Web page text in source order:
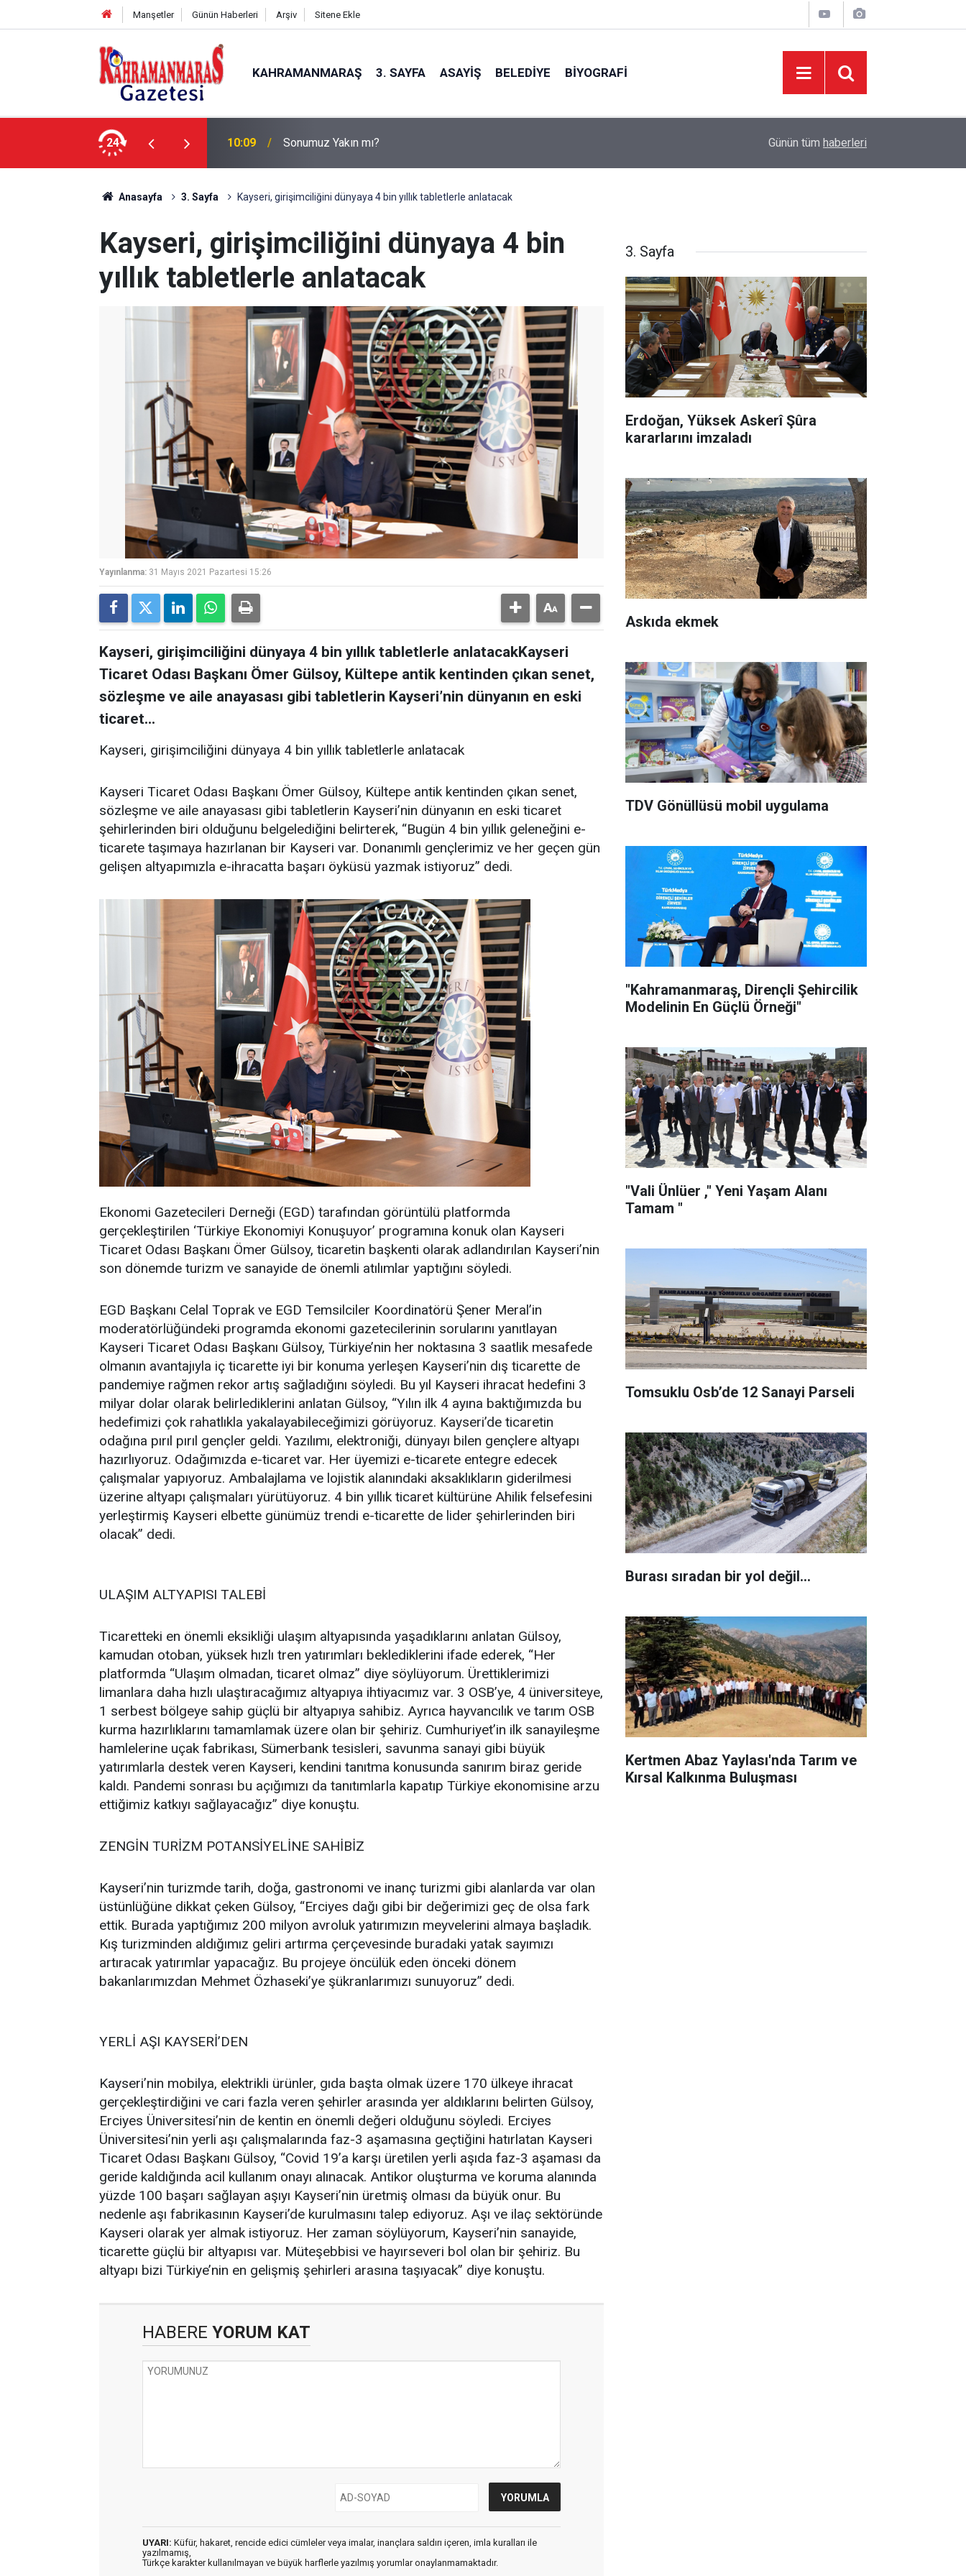
Manşetler Günün Haberleri Arşiv Sitene Ekle
KAHRAMANMARAŞ 3. SAYFA ASAYIŞ BELEDIYE BIYOGRAFI
24
İlk Etap Başarıyla Tamamlandı 10:09 Sonumuz Yakın mı? Sonumuz Yakın mı?
Günün tüm haberleri
Anasayfa 3. Sayfa Kayseri, girişimciliğini dünyaya 4 bin yıllık tabletlerle anlatacak
Kayseri, girişimciliğini dünyaya 4 bin
yıllık tabletlerle anlatacak
Yayınlanma: 31 Mayıs 2021 Pazartesi 15:26
Kayseri, girişimciliğini dünyaya 4 bin yıllık tabletlerle anlatacakKayseri
Ticaret Odası Başkanı Ömer Gülsoy, Kültepe antik kentinden çıkan senet,
sözleşme ve aile anayasası gibi tabletlerin Kayseri’nin dünyanın en eski
ticaret...
Kayseri, girişimciliğini dünyaya 4 bin yıllık tabletlerle anlatacak
Kayseri Ticaret Odası Başkanı Ömer Gülsoy, Kültepe antik kentinden çıkan senet,
sözleşme ve aile anayasası gibi tabletlerin Kayseri’nin dünyanın en eski ticaret
şehirlerinden biri olduğunu belgelediğini belirterek, “Bugün 4 bin yıllık geleneğini e-
ticarete taşımaya hazırlanan bir Kayseri var. Donanımlı gençlerimiz ve her geçen gün
gelişen altyapımızla e-ihracatta başarı öyküsü yazmak istiyoruz” dedi.
Ekonomi Gazetecileri Derneği (EGD) tarafından görüntülü platformda
gerçekleştirilen ‘Türkiye Ekonomiyi Konuşuyor’ programına konuk olan Kayseri
Ticaret Odası Başkanı Ömer Gülsoy, ticaretin başkenti olarak adlandırılan Kayseri’nin
son dönemde turizm ve sanayide de önemli atılımlar yaptığını söyledi.
EGD Başkanı Celal Toprak ve EGD Temsilciler Koordinatörü Şener Meral’in
moderatörlüğündeki programda ekonomi gazetecilerinin sorularını yanıtlayan
Kayseri Ticaret Odası Başkanı Gülsoy, Türkiye’nin her noktasına 3 saatlik mesafede
olmanın avantajıyla iç ticarette iyi bir konuma yerleşen Kayseri’nin dış ticarette de
pandemiye rağmen rekor artış sağladığını söyledi. Bu yıl Kayseri ihracat hedefini 3
milyar dolar olarak belirlediklerini anlatan Gülsoy, “Yılın ilk 4 ayına baktığımızda bu
hedefimizi çok rahatlıkla yakalayabileceğimizi görüyoruz. Kayseri’de ticaretin
odağına pırıl pırıl gençler geldi. Yazılımı, elektroniği, dünyayı bilen gençlere altyapı
hazırlıyoruz. Odağımızda e-ticaret var. Her üyemizi e-ticarete entegre edecek
çalışmalar yapıyoruz. Ambalajlama ve lojistik alanındaki aksaklıkların giderilmesi
üzerine altyapı çalışmaları yürütüyoruz. 4 bin yıllık ticaret kültürüne Ahilik felsefesini
yerleştirmiş Kayseri elbette günümüz trendi e-ticarette de lider şehirlerinden biri
olacak” dedi.
ULAŞIM ALTYAPISI TALEBİ
Ticaretteki en önemli eksikliği ulaşım altyapısında yaşadıklarını anlatan Gülsoy,
kamudan otoban, yüksek hızlı tren yatırımları beklediklerini ifade ederek, “Her
platformda “Ulaşım olmadan, ticaret olmaz” diye söylüyorum. Ürettiklerimizi
limanlara daha hızlı ulaştıracağımız altyapıya ihtiyacımız var. 3 OSB’ye, 4 üniversiteye,
1 serbest bölgeye sahip güçlü bir altyapıya sahibiz. Ayrıca hayvancılık ve tarım OSB
kurma hazırlıklarını tamamlamak üzere olan bir şehiriz. Cumhuriyet’in ilk sanayileşme
hamlelerine uçak fabrikası, Sümerbank tesisleri, savunma sanayi gibi büyük
yatırımlarla destek veren Kayseri, kendini tanıtma konusunda sanırım biraz geride
kaldı. Pandemi sonrası bu açığımızı da tanıtımlarla kapatıp Türkiye ekonomisine arzu
ettiğimiz katkıyı sağlayacağız” diye konuştu.
ZENGİN TURİZM POTANSİYELİNE SAHİBİZ
Kayseri’nin turizmde tarih, doğa, gastronomi ve inanç turizmi gibi alanlarda var olan
üstünlüğüne dikkat çeken Gülsoy, “Erciyes dağı gibi bir değerimizi geç de olsa fark
ettik. Burada yaptığımız 200 milyon avroluk yatırımızın meyvelerini almaya başladık.
Kış turizminden aldığımız geliri artırma çerçevesinde buradaki yatak sayımızı
artıracak yatırımlar yapacağız. Bu projeye öncülük eden önceki dönem
bakanlarımızdan Mehmet Özhaseki’ye şükranlarımızı sunuyoruz” dedi.
YERLİ AŞI KAYSERİ’DEN
Kayseri’nin mobilya, elektrikli ürünler, gıda başta olmak üzere 170 ülkeye ihracat
gerçekleştirdiğini ve cari fazla veren şehirler arasında yer aldıklarını belirten Gülsoy,
Erciyes Üniversitesi’nin de kentin en önemli değeri olduğunu söyledi. Erciyes
Üniversitesi’nin yerli aşı çalışmalarında faz-3 aşamasına geçtiğini hatırlatan Kayseri
Ticaret Odası Başkanı Gülsoy, “Covid 19’a karşı üretilen yerli aşıda faz-3 aşaması da
geride kaldığında acil kullanım onayı alınacak. Antikor oluşturma ve koruma alanında
yüzde 100 başarı sağlayan aşıyı Kayseri’nin üretmiş olması da büyük onur. Bu
nedenle aşı fabrikasının Kayseri’de kurulmasını talep ediyoruz. Aşı ve ilaç sektöründe
Kayseri olarak yer almak istiyoruz. Her zaman söylüyorum, Kayseri’nin sanayide,
ticarette güçlü bir altyapısı var. Müteşebbisi ve hayırseveri bol olan bir şehiriz. Bu
altyapı bizi Türkiye’nin en gelişmiş şehirleri arasına taşıyacak” diye konuştu.
HABERE YORUM KAT
UYARI: Küfür, hakaret, rencide edici cümleler veya imalar, inançlara saldırı içeren, imla kuralları ile
yazılmamış,
Türkçe karakter kullanılmayan ve büyük harflerle yazılmış yorumlar onaylanmamaktadır.
3. Sayfa
Erdoğan, Yüksek Askerî Şûra
kararlarını imzaladı
Askıda ekmek
TDV Gönüllüsü mobil uygulama
"Kahramanmaraş, Dirençli Şehircilik
Modelinin En Güçlü Örneği"
"Vali Ünlüer ," Yeni Yaşam Alanı
Tamam "
Tomsuklu Osb’de 12 Sanayi Parseli
Burası sıradan bir yol değil…
Kertmen Abaz Yaylası'nda Tarım ve
Kırsal Kalkınma Buluşması